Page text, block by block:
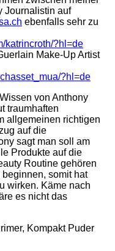
Journalistin auf
ebenfalls sehr zu
katrincroth/?hl=de
Make-Up Artist
?hl=de
von Anthony
traumhaften
allgemeinen richtigen
auf die
sagt man soll am
Produkte auf die
Routine gehören
somit hat
wirken. Käme nach
es nicht das
Kompakt Puder